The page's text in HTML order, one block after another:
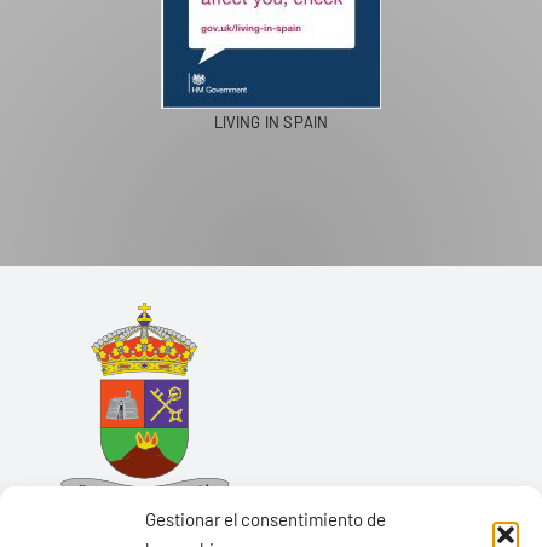
Gestionar el consentimiento de
LIVING IN SPAIN